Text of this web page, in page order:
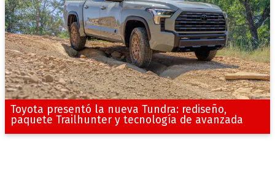
Toyota presentó la nueva Tundra: rediseño,
paquete Trailhunter y tecnología de avanzada